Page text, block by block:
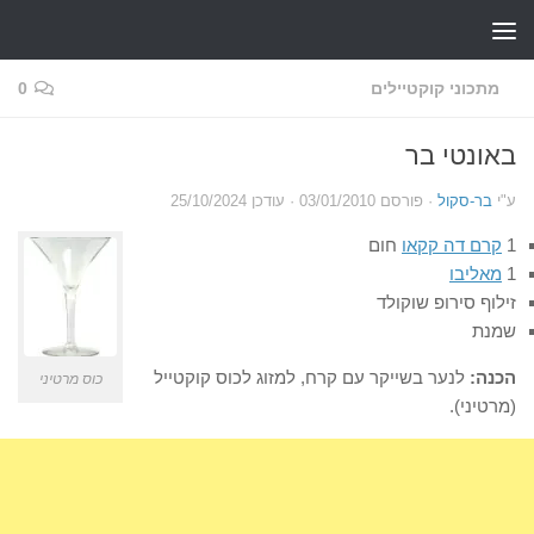
מתכוני קוקטיילים 0
באונטי בר
ע"י בר-סקול · פורסם 03/01/2010 · עודכן 25/10/2024
כוס מרטיני
1 קרם דה קקאו חום
1 מאליבו
זילוף סירופ שוקולד
שמנת
הכנה: לנער בשייקר עם קרח, למזוג לכוס קוקטייל
(מרטיני).